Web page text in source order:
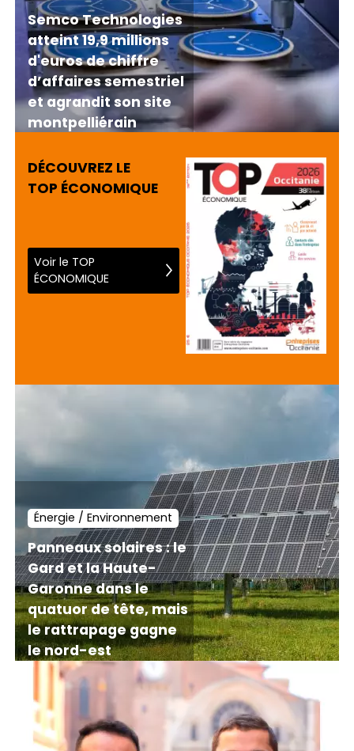
Semco Technologies
atteint 19,9 millions
d'euros de chiffre
d’affaires semestriel
et agrandit son site
montpelliérain
DÉCOUVREZ LE
TOP ÉCONOMIQUE
Voir le TOP
ÉCONOMIQUE
Énergie / Environnement
Panneaux solaires : le
Gard et la Haute-
Garonne dans le
quatuor de tête, mais
le rattrapage gagne
le nord-est